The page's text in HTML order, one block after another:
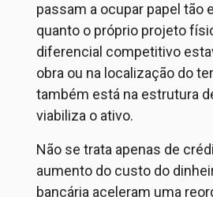
passam a ocupar papel tão
quanto o próprio projeto
diferencial competitivo
obra ou na localização do
também está na estrutura
viabiliza o ativo.
Não se trata apenas de
aumento do custo do
bancária aceleram uma